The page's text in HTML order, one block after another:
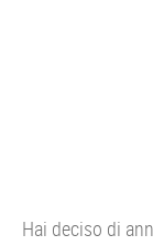
Hai deciso di